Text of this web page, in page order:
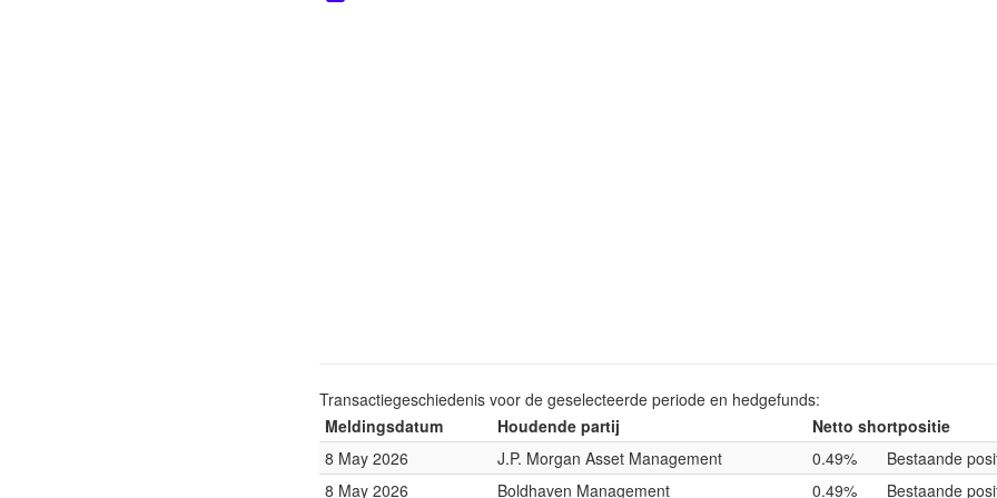
Transactiegeschiedenis voor de geselecteerde periode en hedgefunds:
Meldingsdatum
Houdende partij
Netto shortpositie
8 May 2026
J.P. Morgan Asset Management 0.49%
Bestaande
8 May 2026
Boldhaven Management 0.49% Bestaande